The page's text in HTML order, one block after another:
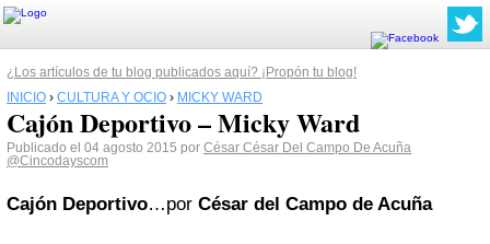
¿Los artículos de tu blog publicados aquí? ¡Propón tu blog!
INICIO › CULTURA Y OCIO › MICKY WARD
Cajón Deportivo – Micky Ward
Publicado el 04 agosto 2015 por César César Del Campo De Acuña
@Cincodayscom
Cajón Deportivo…por César del Campo de Acuña